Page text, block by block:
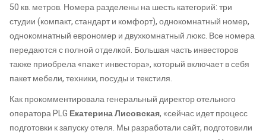
50 кв. метров. Номера разделены на шесть категорий: три
студии (компакт, стандарт и комфорт), однокомнатный номер,
однокомнатный еврономер и двухкомнатный люкс. Все номера
передаются с полной отделкой. Большая часть инвесторов
также приобрела «пакет инвестора», который включает в себя
пакет мебели, техники, посуды и текстиля.
Как прокомментировала генеральный директор отельного
оператора PLG Екатерина Лисовская, «сейчас идет процесс
подготовки к запуску отеля. Мы разработали сайт, подготовили